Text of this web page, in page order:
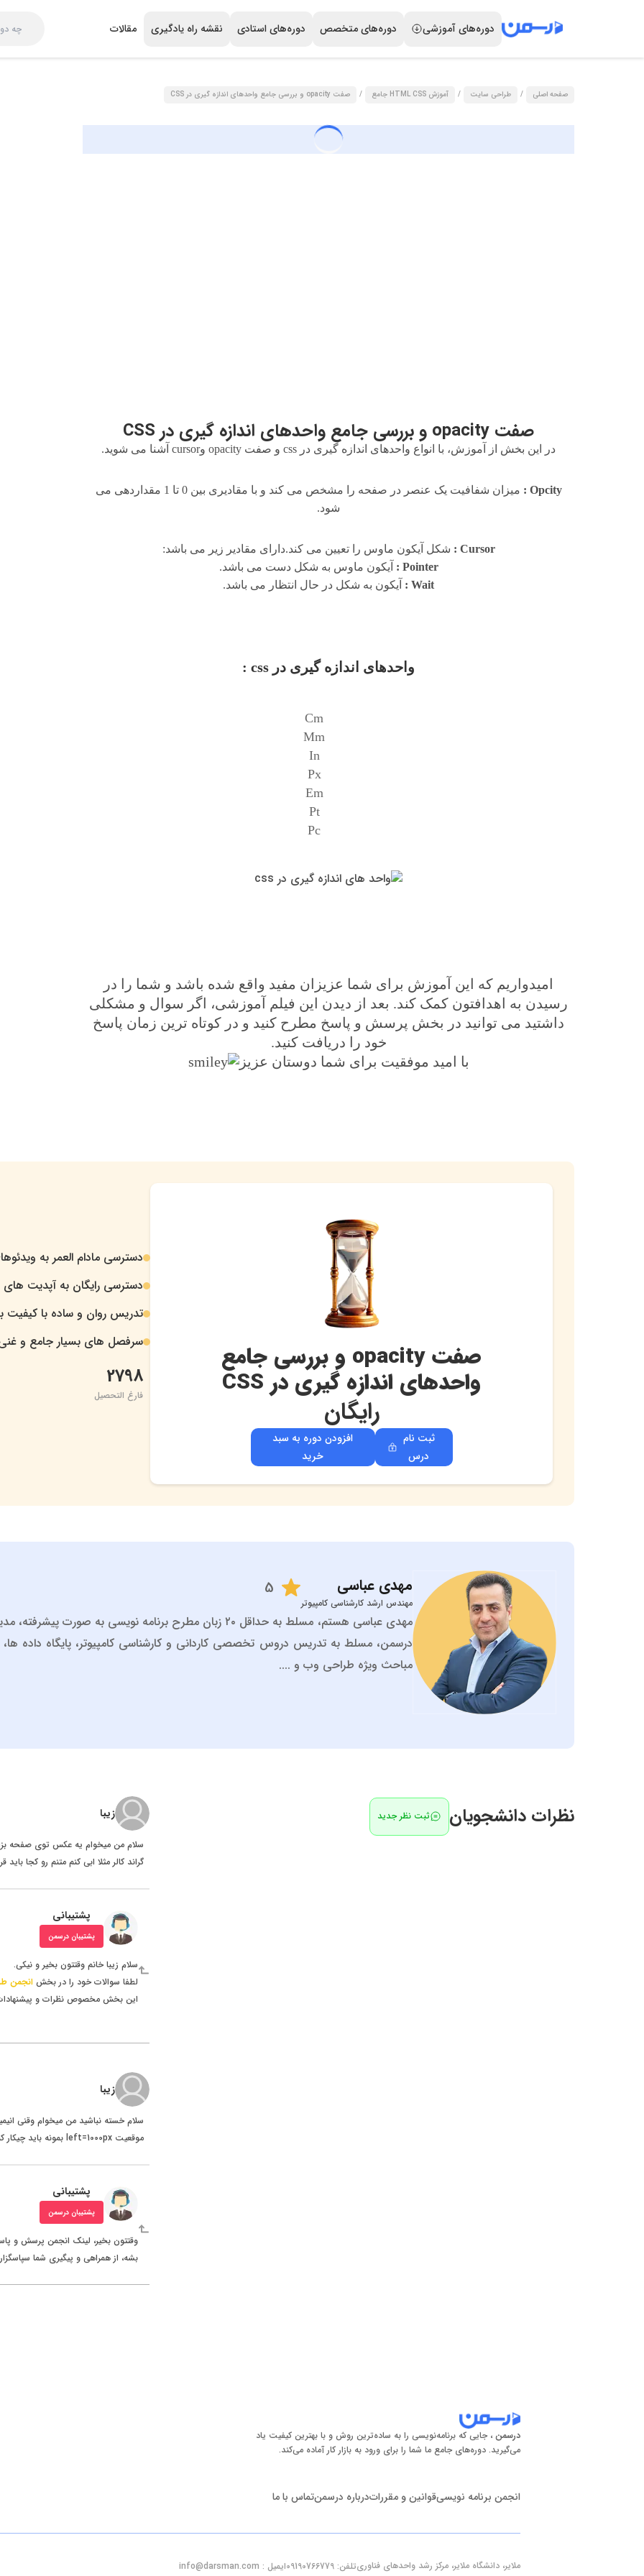
دوره‌های آموزشی دوره‌های متخصص دوره‌های استادی نقشه راه یادگیری مقالات
صفحه اصلی / طراحی سایت / آموزش HTML CSS جامع / صفت opacity و بررسی جامع واحدهای اندازه گیری در CSS
صفت opacity و بررسی جامع واحدهای اندازه گیری در CSS
در این بخش از آموزش، با انواع واحدهای اندازه گیری در css و صفت opacity وcursor آشنا می شوید.
Opcity :
میزان شفافیت یک عنصر در صفحه را مشخص می کند و با مقادیری بین 0 تا 1 مقداردهی می
شود.
Cursor :
شکل آیکون ماوس را تعیین می کند.دارای مقادیر زیر می باشد:
Pointer :
آیکون ماوس به شکل دست می باشد.
Wait :
آیکون به شکل در حال انتظار می باشد.
واحدهای اندازه گیری در css :
Cm
Mm
In
Px
Em
Pt
Pc
امیدواریم که این آموزش برای شما عزیزان مفید واقع شده باشد و شما را در
رسیدن به اهدافتون کمک کند. بعد از دیدن این فیلم آموزشی، اگر سوال و مشکلی
داشتید می توانید در بخش پرسش و پاسخ مطرح کنید و در کوتاه ترین زمان پاسخ
خود را دریافت کنید.
با امید موفقیت برای شما دوستان عزیز
صفت opacity و بررسی جامع
واحدهای اندازه گیری در CSS
رایگان
ثبت نام
درس
افزودن دوره به سبد
خرید
. دسترسی مادام العمر به
. دسترسی رایگان به آپدیت های
. تدریس روان و ساده با کیفیت
. سرفصل های بسیار جامع و
2798
فارغ التحصیل
مهدی عباسی
مهندس ارشد کارشناسی کامپیوتر
5
مهدی عباسی هستم، مسلط به حداقل ۲۰ زبان مطرح برنامه نویسی به
درسمن، مسلط به تدریس دروس تخصصی کاردانی و کارشناسی کامپیوتر، پایگاه داده ها،
مباحث ویژه طراحی وب و ....
نظرات دانشجویان ثبت نظر جدید زیبا
سلام من میخوام یه عکس توی صفحه
گراند کالر مثلا ابی کنم متنم رو کجا باید
پشتیبانی
پشتیبان درسمن
سلام زیبا خانم وقتتون بخیر و نیکی.
لطفا سوالات خود را در بخش انجمن
این بخش مخصوص نظرات و
زیبا
موقعیت left=1000px بمونه باید چیکار کنم؟؟؟؟؟؟
پشتیبانی
پشتیبان درسمن
وقتتون بخیر، لینک انجمن پرسش و
بشه، از همراهی و پیگیری شما
درسمن ، جایی که برنامه‌نویسی را به ساده‌ترین روش و با بهترین کیفیت یاد
می‌گیرید. دوره‌های جامع ما شما را برای ورود به بازار کار آماده می‌کند.
انجمن برنامه نویسیقوانین و مقرراتدرباره درسمنتماس با ما
ملایر، دانشگاه ملایر، مرکز رشد واحدهای فناوریتلفن: 09190766779 ایمیل : info@darsman.com